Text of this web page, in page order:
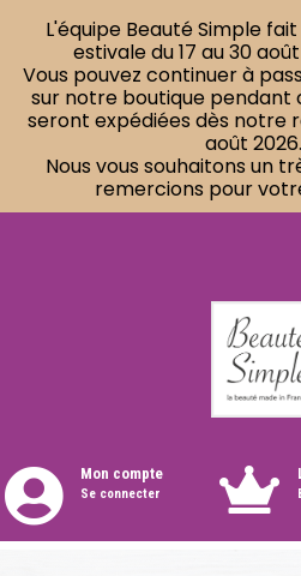
 Mon compte
Se connecter 
L'équipe Beauté Simple
estivale du 17 au 30
Vous pouvez continuer à
sur notre boutique pendant
seront expédiées dès notre
août 2026.
Nous vous souhaitons un
remercions pour